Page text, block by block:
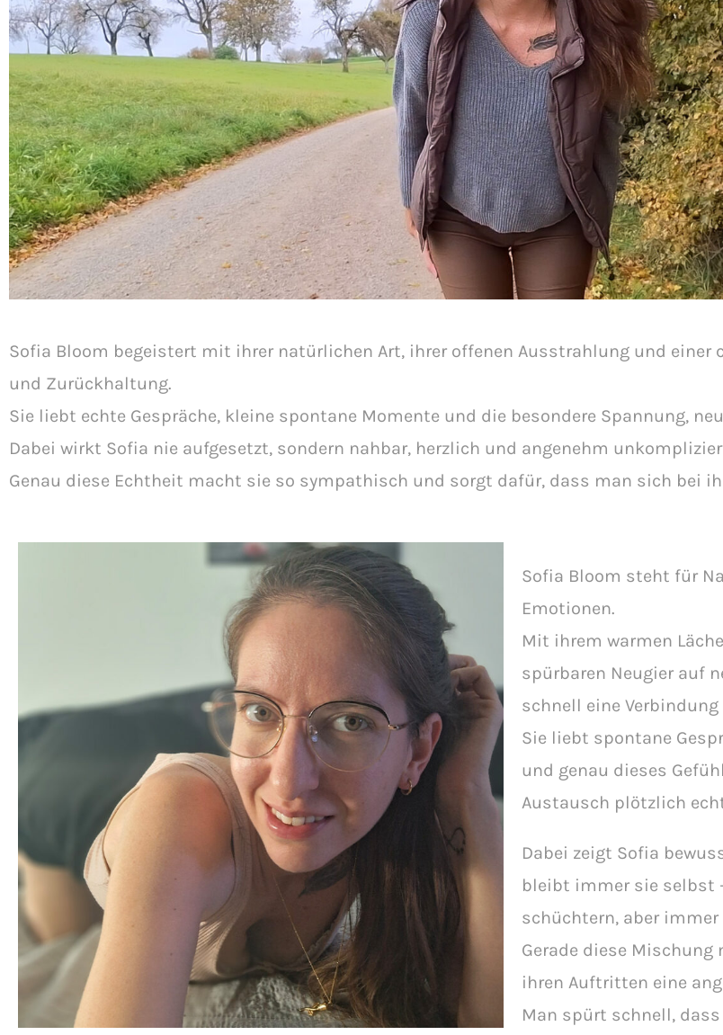
Sofia Bloom begeistert mit ihrer natürlichen Art, ihrer offenen Ausstrahlung und einer
und Zurückhaltung.
Sie liebt echte Gespräche, kleine spontane Momente und die besondere Spannung,
Dabei wirkt Sofia nie aufgesetzt, sondern nahbar, herzlich und angenehm
Genau diese Echtheit macht sie so sympathisch und sorgt dafür, dass man sich bei
Sofia Bloom steht für
Emotionen.
Mit ihrem warmen
spürbaren Neugier auf
schnell eine
Sie liebt spontane
und genau dieses
Austausch plötzlich
Dabei zeigt Sofia
bleibt immer sie selbst
schüchtern, aber
Gerade diese
ihren Auftritten eine
Man spürt schnell,